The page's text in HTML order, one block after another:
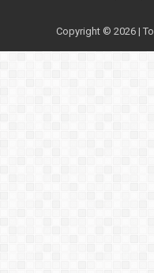
Copyright © 2026 |